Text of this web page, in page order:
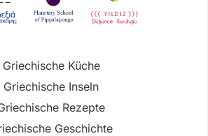
Griechische Küche
Griechische Inseln
Rezepte
Geschichte